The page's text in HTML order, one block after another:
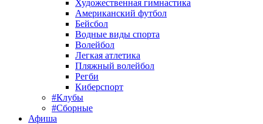
Художественная гимнастика
Американский футбол
Бейсбол
Водные виды спорта
Волейбол
Легкая атлетика
Пляжный волейбол
Регби
Киберспорт
#Клубы
#Сборные
Афиша